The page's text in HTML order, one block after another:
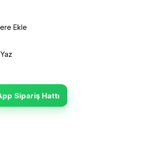
Ekle
Sipariş Hattı